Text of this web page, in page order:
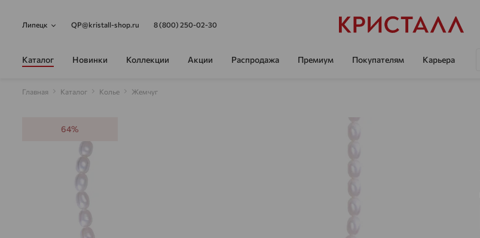
Липецк QP@kristall-shop.ru 8 (800) 250-02-30
Каталог Новинки Коллекции Акции Распродажа Премиум Покупателям Карьера
Главная Каталог Колье Жемчуг
64%